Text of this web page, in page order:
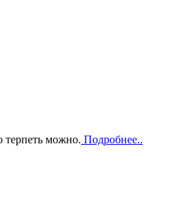
терпеть можно. Подробнее..